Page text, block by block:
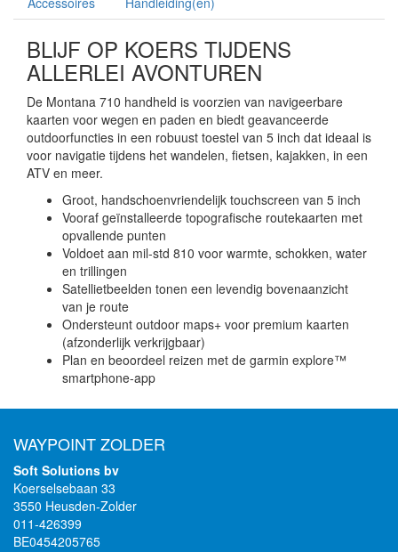
BLIJF OP KOERS TIJDENS
ALLERLEI AVONTUREN
De Montana 710 handheld is voorzien van navigeerbare
kaarten voor wegen en paden en biedt geavanceerde
outdoorfuncties in een robuust toestel van 5 inch dat ideaal is
voor navigatie tijdens het wandelen, fietsen, kajakken, in een
ATV en meer.
Groot, handschoenvriendelijk touchscreen van 5 inch
Vooraf geïnstalleerde topografische routekaarten met
opvallende punten
Voldoet aan mil-std 810 voor warmte, schokken, water
en trillingen
Satellietbeelden tonen een levendig bovenaanzicht
van je route
Ondersteunt outdoor maps+ voor premium kaarten
(afzonderlijk verkrijgbaar)
Plan en beoordeel reizen met de garmin explore™
smartphone-app
WAYPOINT ZOLDER
Soft Solutions bv
Koerselsebaan 33
3550 Heusden-Zolder
011-426399
BE0454205765